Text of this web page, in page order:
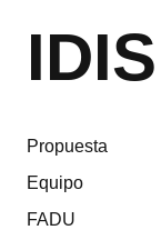
IDIS
Propuesta
Equipo
FADU